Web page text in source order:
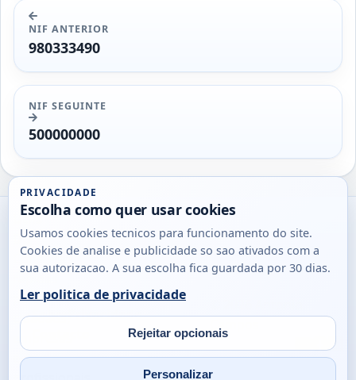
NIF ANTERIOR
980333490
NIF SEGUINTE
500000000
Utils
DB
Consultas
rapidas
para
cidadaos,
SobrePrivacidade
Campos
Email
PRIVACIDADE
Escolha como quer usar cookies
Usamos cookies tecnicos para funcionamento do site.
Cookies de analise e publicidade so sao ativados com a
sua autorizacao. A sua escolha fica guardada por 30 dias.
Ler politica de privacidade
Rejeitar opcionais
Personalizar